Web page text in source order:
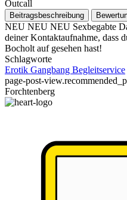
Outcall
Beitragsbeschreibung
NEU NEU NEU Sexbegabte
deiner Kontaktaufnahme, dass
Bocholt auf gesehen hast!
Schlagworte
Erotik Gangbang Begleitservice
page-post-
Forchtenberg